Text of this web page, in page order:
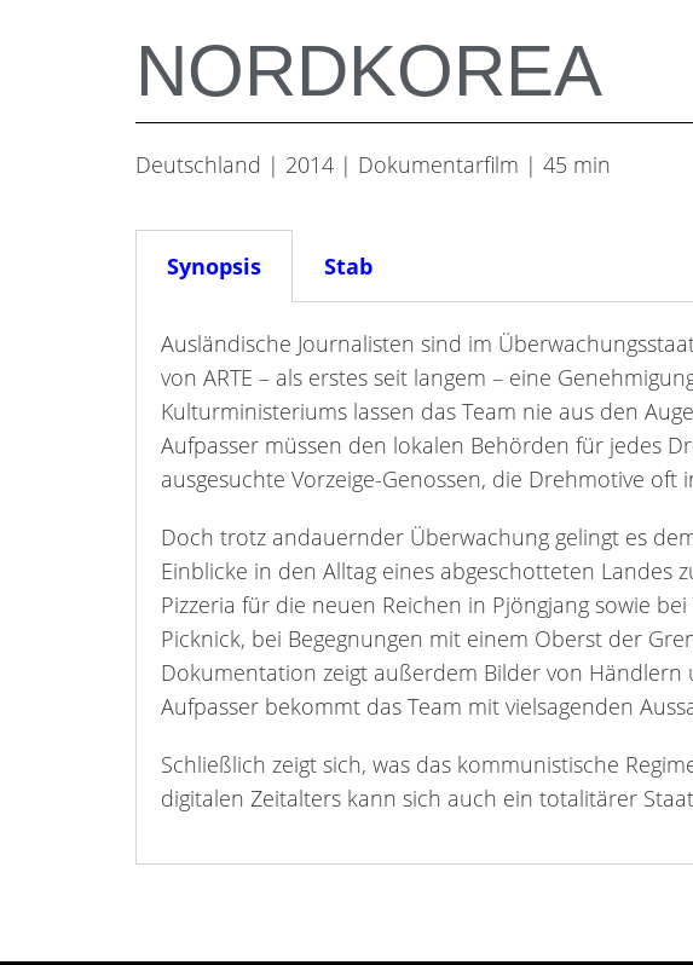
NORDKOREA
Deutschland | 2014 | Dokumentarfilm | 45 min
Synopsis Stab
Ausländische Journalisten sind im
von ARTE – als erstes seit langem – eine
Kulturministeriums lassen das Team nie aus den
Aufpasser müssen den lokalen Behörden für jedes
ausgesuchte Vorzeige-Genossen, die Drehmotive
Doch trotz andauernder Überwachung gelingt es
Einblicke in den Alltag eines abgeschotteten
Pizzeria für die neuen Reichen in Pjöngjang sowie
Picknick, bei Begegnungen mit einem Oberst der
Dokumentation zeigt außerdem Bilder von
Aufpasser bekommt das Team mit vielsagenden
Schließlich zeigt sich, was das kommunistische
digitalen Zeitalters kann sich auch ein totalitärer